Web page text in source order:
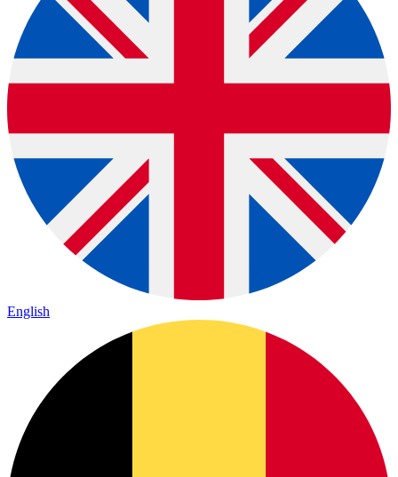
English